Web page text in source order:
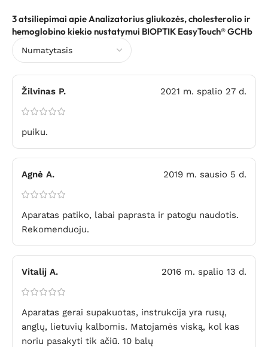
3 atsiliepimai apieAnalizatorius gliukozės, cholesterolio ir
hemoglobino kiekio nustatymui BIOPTIK EasyTouch® GCHb
Žilvinas P. 2021 m. spalio 27 d.
puiku.
Agnė A. 2019 m. sausio 5 d.
Aparatas patiko, labai paprasta ir patogu naudotis.
Rekomenduoju.
Vitalij A. 2016 m. spalio 13 d.
Aparatas gerai supakuotas, instrukcija yra rusų,
anglų, lietuvių kalbomis. Matojamės viską, kol kas
noriu pasakyti tik ačiū. 10 balų